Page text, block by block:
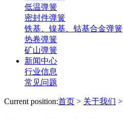
低温弹簧
密封件弹簧
铁基、镍基、钴基合金弹簧
热卷弹簧
矿山弹簧
新闻中心
行业信息
常见问题
Current position:首页 > 关于我们 >